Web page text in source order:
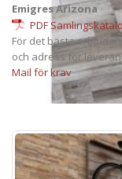
Emigres Arizona
PDF
För det bästa
och adress för
Mail för krav